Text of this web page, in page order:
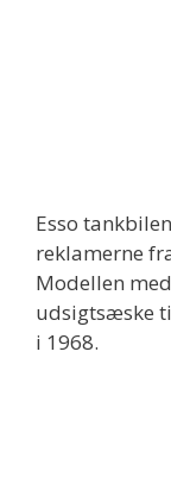
Esso
reklamerne
Modellen
udsigtsæske
i 1968.